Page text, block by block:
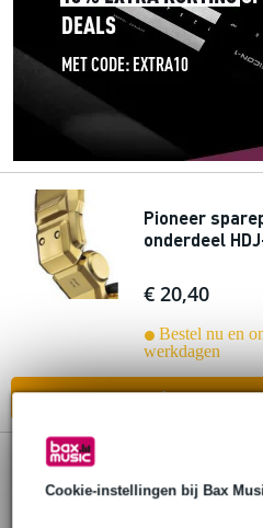
Cookie-instellingen bij Bax
Pioneer
onderdeel
€ 20,40
Bestel nu en
werkdagen
In mijn
reservekabel